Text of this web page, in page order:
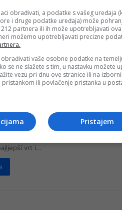
aktivnosti šetali su…
2023.
Prijavite se na
akciju „Majska ruža
se bira najljepši vrt
Konjicu
je počeo s realizacijom
vrt i…
obrađivati, a podatke s vašeg uređaja
i druge podatke uređaja) može
partnera ili ih može upotrebljavati
možemo upotrebljavati precizne
vaše osobne podatke na
se ne slažete s tim, u nastavku možete
vezu pri dnu ove stranice ili na
pristankom ili povlačenje pristanka u
Pristajem